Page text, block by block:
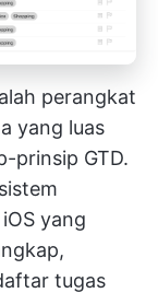
perangkat
yang luas
prinsip GTD.
yang
tugas